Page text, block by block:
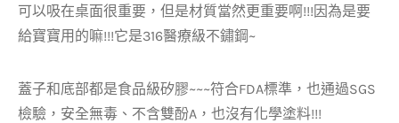
可以吸在桌面很重要，但是材質當然更重要啊!!!因為是要
給寶寶用的嘛!!!它是316醫療級不鏽鋼~
蓋子和底部都是食品級矽膠~~~符合FDA標準，也通過SGS
檢驗，安全無毒、不含雙酚A，也沒有化學塗料!!!